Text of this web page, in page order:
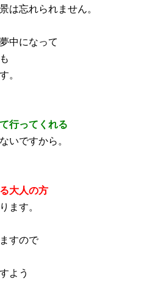
は忘れられません。
中になって
。
行ってくれる
いですから。
大人の方
ます。
すので
よう